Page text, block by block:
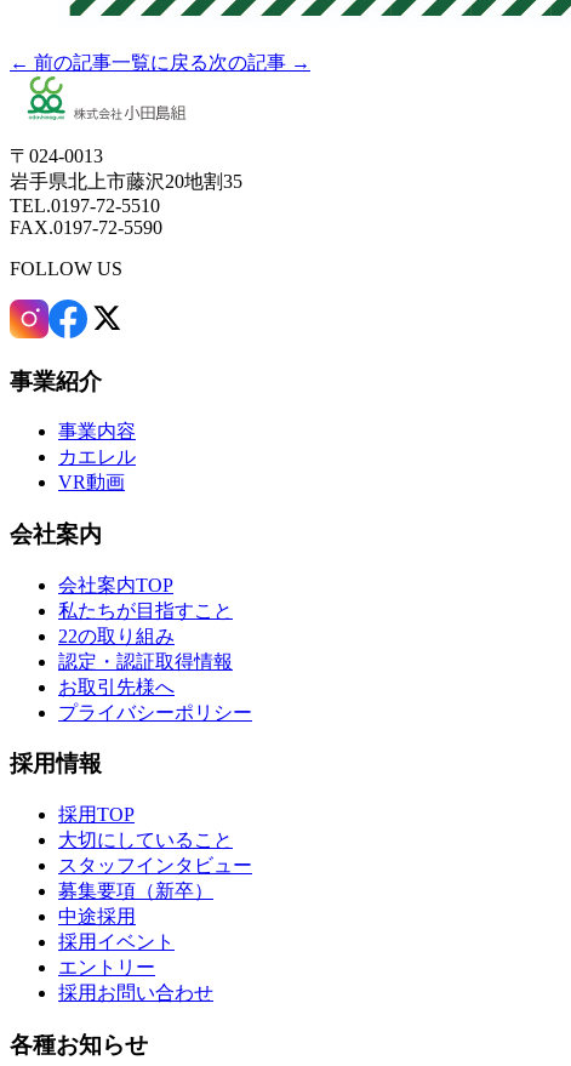
← 前の記事一覧に戻る次の記事 →
〒024-0013
岩手県北上市藤沢20地割35
TEL.0197-72-5510
FAX.0197-72-5590
FOLLOW US
事業紹介
事業内容
カエレル
VR動画
会社案内
会社案内TOP
私たちが目指すこと
22の取り組み
認定・認証取得情報
お取引先様へ
プライバシーポリシー
採用情報
採用TOP
大切にしていること
スタッフインタビュー
募集要項（新卒）
中途採用
採用イベント
エントリー
採用お問い合わせ
各種お知らせ